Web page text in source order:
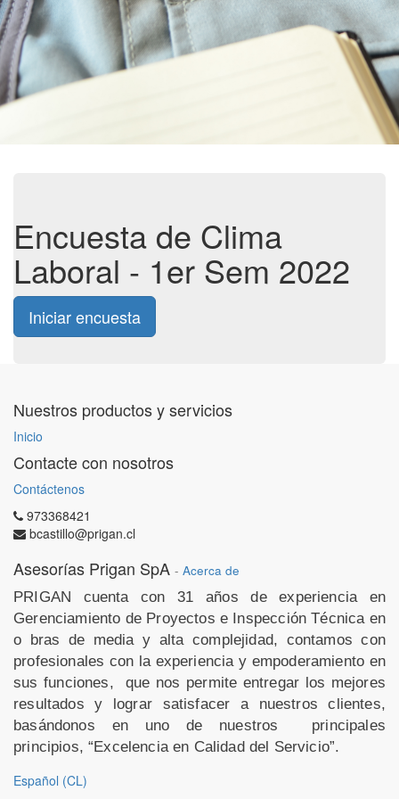
Encuesta de Clima
Laboral - 1er Sem 2022
Iniciar encuesta
Nuestros productos y servicios
Inicio
Contacte con nosotros
Contáctenos
973368421
bcastillo@prigan.cl
Asesorías Prigan SpA - Acerca de
PRIGAN cuenta con 31 años de experiencia en
Gerenciamiento de Proyectos e Inspección Técnica en
o bras de media y alta complejidad, contamos con
profesionales con la experiencia y empoderamiento en
sus funciones,
que nos permite entregar los mejores
resultados y lograr satisfacer a nuestros clientes,
basándonos en uno de nuestros
principales
principios, “Excelencia en Calidad del Servicio”.
Español (CL)